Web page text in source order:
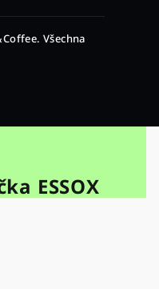
Všechna
ESSOX